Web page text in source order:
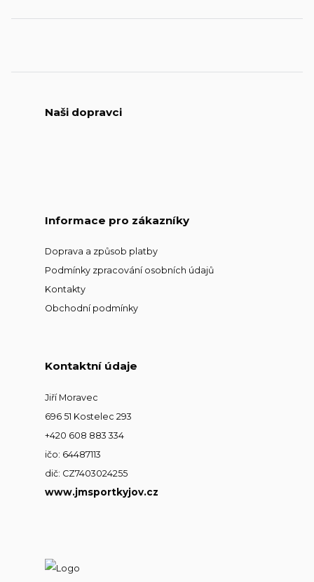
Naši dopravci
Informace pro zákazníky
Doprava a způsob platby
Podmínky zpracování osobních údajů
Kontakty
Obchodní podmínky
Kontaktní údaje
Jiří Moravec
696 51 Kostelec 293
+420 608 883 334
ičo: 64487113
dič: CZ7403024255
www.jmsportkyjov.cz